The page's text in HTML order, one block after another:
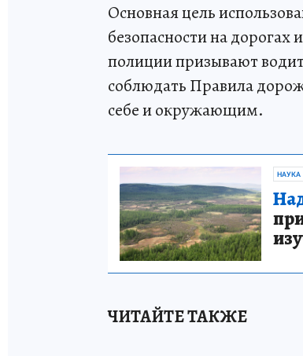
Основная цель
безопасности на
полиции призывают
соблюдать Правила
себе и окружающим.
НАУКА
ЧИТАЙТЕ ТАКЖЕ